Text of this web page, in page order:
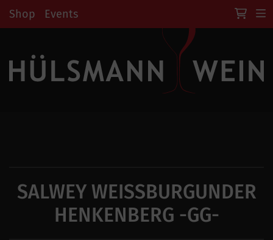
Shop Events
SALWEY WEISSBURGUNDER
HENKENBERG -GG-